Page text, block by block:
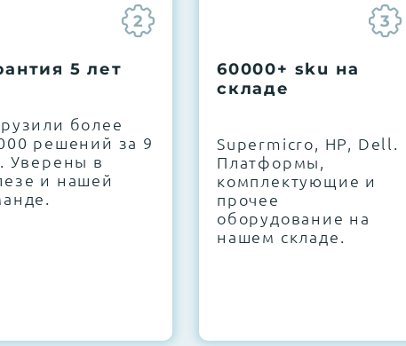
2
5 лет
более
решений за 9
Уверены в
и нашей
3
60000+ sku на
складе
Supermicro, HP, Dell.
Платформы,
комплектующие и
прочее
оборудование на
нашем складе.